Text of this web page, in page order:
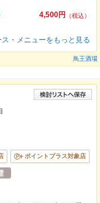
4,500円
（税込）
ス・メニューをもっと見る
鳥王酒場
ポイントプラス対象店